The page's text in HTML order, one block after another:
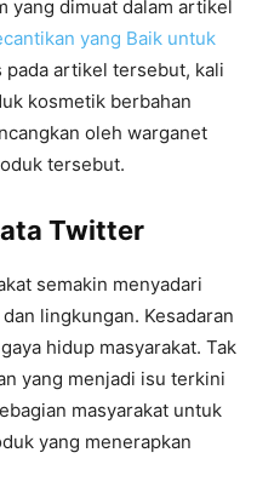
yang dimuat dalam artikel
yang Baik untuk
pada artikel tersebut, kali
kosmetik berbahan
oleh warganet
tersebut.
Twitter
semakin menyadari
lingkungan. Kesadaran
hidup masyarakat. Tak
yang menjadi isu terkini
masyarakat untuk
yang menerapkan